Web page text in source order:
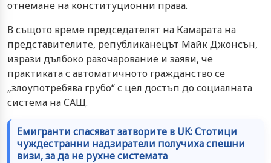
отнемане на конституционни права.
В същото време председателят на Камарата на
представителите, републиканецът Майк Джонсън,
изрази дълбоко разочарование и заяви, че
практиката с автоматичното гражданство се
„злоупотребява грубо“ с цел достъп до социалната
система на САЩ.
Емигранти спасяват затворите в UK: Стотици
чуждестранни надзиратели получиха спешни
визи, за да не рухне системата